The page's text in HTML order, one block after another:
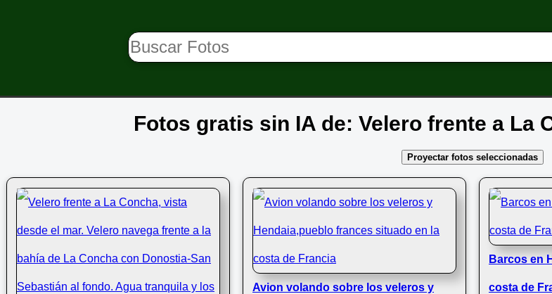
Fotos gratis sin IA de: Velero frente a La
Proyectar fotos seleccionadas
Avion volando sobre los veleros y
Barcos en
costa de